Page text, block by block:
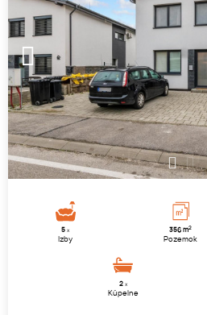
1 2
5x
Izby
356 m2
Pozemok
2 x
Kúpelne